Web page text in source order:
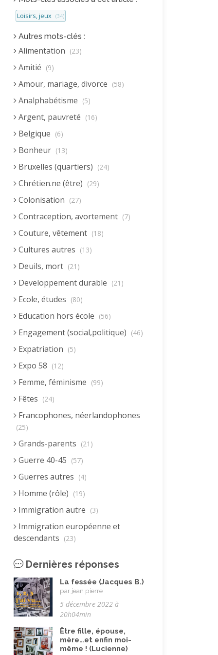
Loisirs, jeux (34)
Autres mots-clés :
Alimentation (23)
Amitié (9)
Amour, mariage, divorce (58)
Analphabétisme (5)
Argent, pauvreté (16)
Belgique (6)
Bonheur (13)
Bruxelles (quartiers) (24)
Chrétien.ne (être) (29)
Colonisation (27)
Contraception, avortement (7)
Couture, vêtement (18)
Cultures autres (13)
Deuils, mort (21)
Developpement durable (21)
Ecole, études (80)
Education hors école (56)
Engagement (social,politique) (46)
Expatriation (5)
Expo 58 (12)
Femme, féminisme (99)
Fêtes (24)
Francophones, néerlandophones
(25)
Grands-parents (21)
Guerre 40-45 (57)
Guerres autres (4)
Homme (rôle) (19)
Immigration autre (3)
Immigration européenne et
descendants (23)
descendants (18)
Immigration subsaharienne et
descendants (18)
Juif.ve (être) (10)
LGBTQIA+ (8)
Mai 68 (8)
Dernières réponses
La fessée (Jacques B.)
par jean pierre
5 décembre 2022 à
20h04min
Être fille, épouse,
mère…et enfin moi-
même ! (Lucienne)